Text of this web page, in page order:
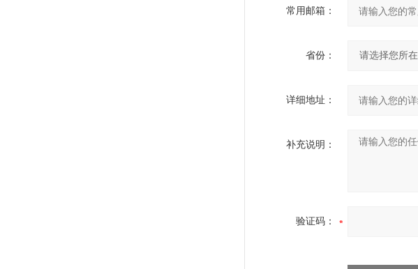
常用邮箱：
省份：
详细地址：
补充说明：
验证码：